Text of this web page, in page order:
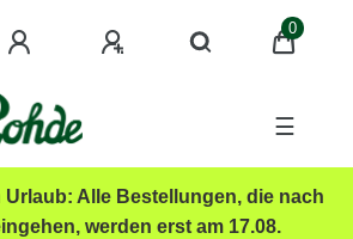
0
☰
Urlaub: Alle Bestellungen, die nach
werden erst am 17.08.